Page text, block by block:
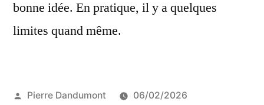
bonne idée. En pratique, il y a quelques
limites quand même.
Publié
Pierre Dandumont
06/02/2026